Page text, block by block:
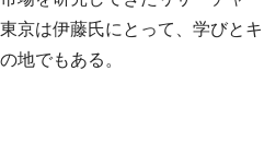
京は伊藤氏にとって、学びと
地でもある。